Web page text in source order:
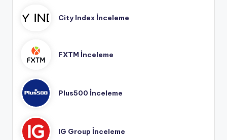
City Index İnceleme
FXTM İnceleme
Plus500 İnceleme
IG Group İnceleme